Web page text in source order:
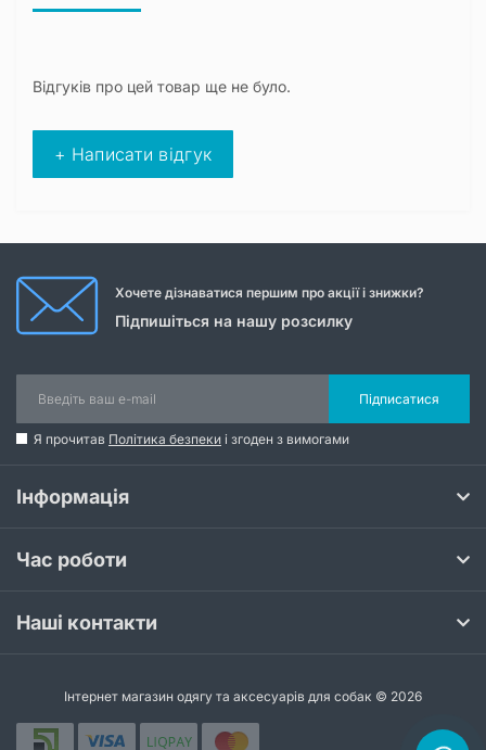
Відгуків про цей товар ще не було.
+ Написати відгук
Хочете дізнаватися першим про акції і знижки?
Підпишіться на нашу розсилку
Підписатися
Я прочитав Політика безпеки і згоден з вимогами
Інформація
Час роботи
Наші контакти
Інтернет магазин одягу та аксесуарів для собак © 2026